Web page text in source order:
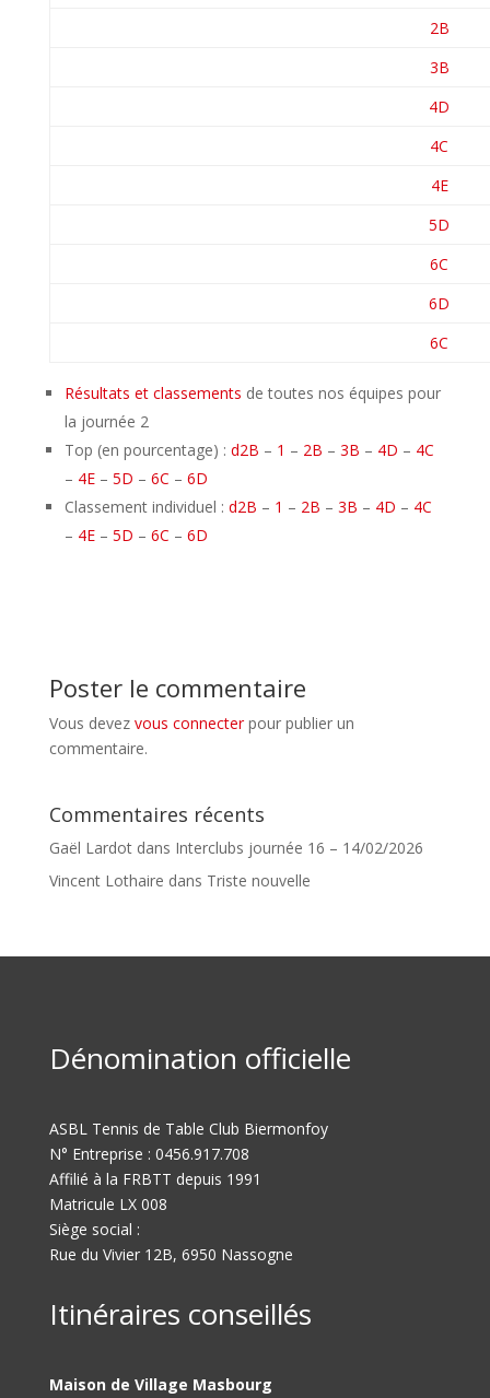
2B
3B
4D
4C
4E
5D
6C
6D
6C
Résultats et classements de toutes nos équipes pour
la journée 2
Top (en pourcentage) : d2B – 1 – 2B – 3B – 4D – 4C
– 4E– 5D – 6C – 6D
Classement individuel : d2B – 1 – 2B – 3B – 4D – 4C
– 4E– 5D – 6C – 6D
Poster le commentaire
Vous devez vous connecterpour publier un
commentaire.
Commentaires récents
Gaël Lardotdans Interclubs journée 16 – 14/02/2026
Vincent Lothaire dans Triste nouvelle
Dénomination officielle
ASBL Tennis de Table Club Biermonfoy
N° Entreprise : 0456.917.708
Affilié à la FRBTT depuis 1991
Matricule LX 008
Siège social :
Rue du Vivier 12B, 6950 Nassogne
Itinéraires conseillés
Maison de Village Masbourg